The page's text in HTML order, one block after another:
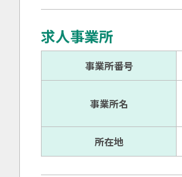
求人事業所
事業所番号
事業所名
所在地